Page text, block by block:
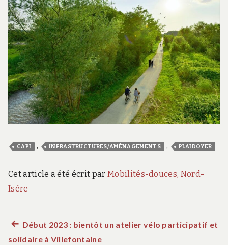
CAPI , INFRASTRUCTURES/AMÉNAGEMENTS , PLAIDOYER
Cet article a été écrit par Mobilités-douces, Nord-
Isère
Navigation
Article
précédent :
Début 2023 : bientôt un atelier vélo participatif et
solidaire à Villefontaine